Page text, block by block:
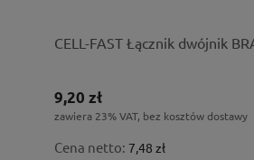
CELL-FAST Łącznik dwójnik
9,20 zł
zawiera 23% VAT, bez kosztów dostawy
Cena netto: 7,48 zł